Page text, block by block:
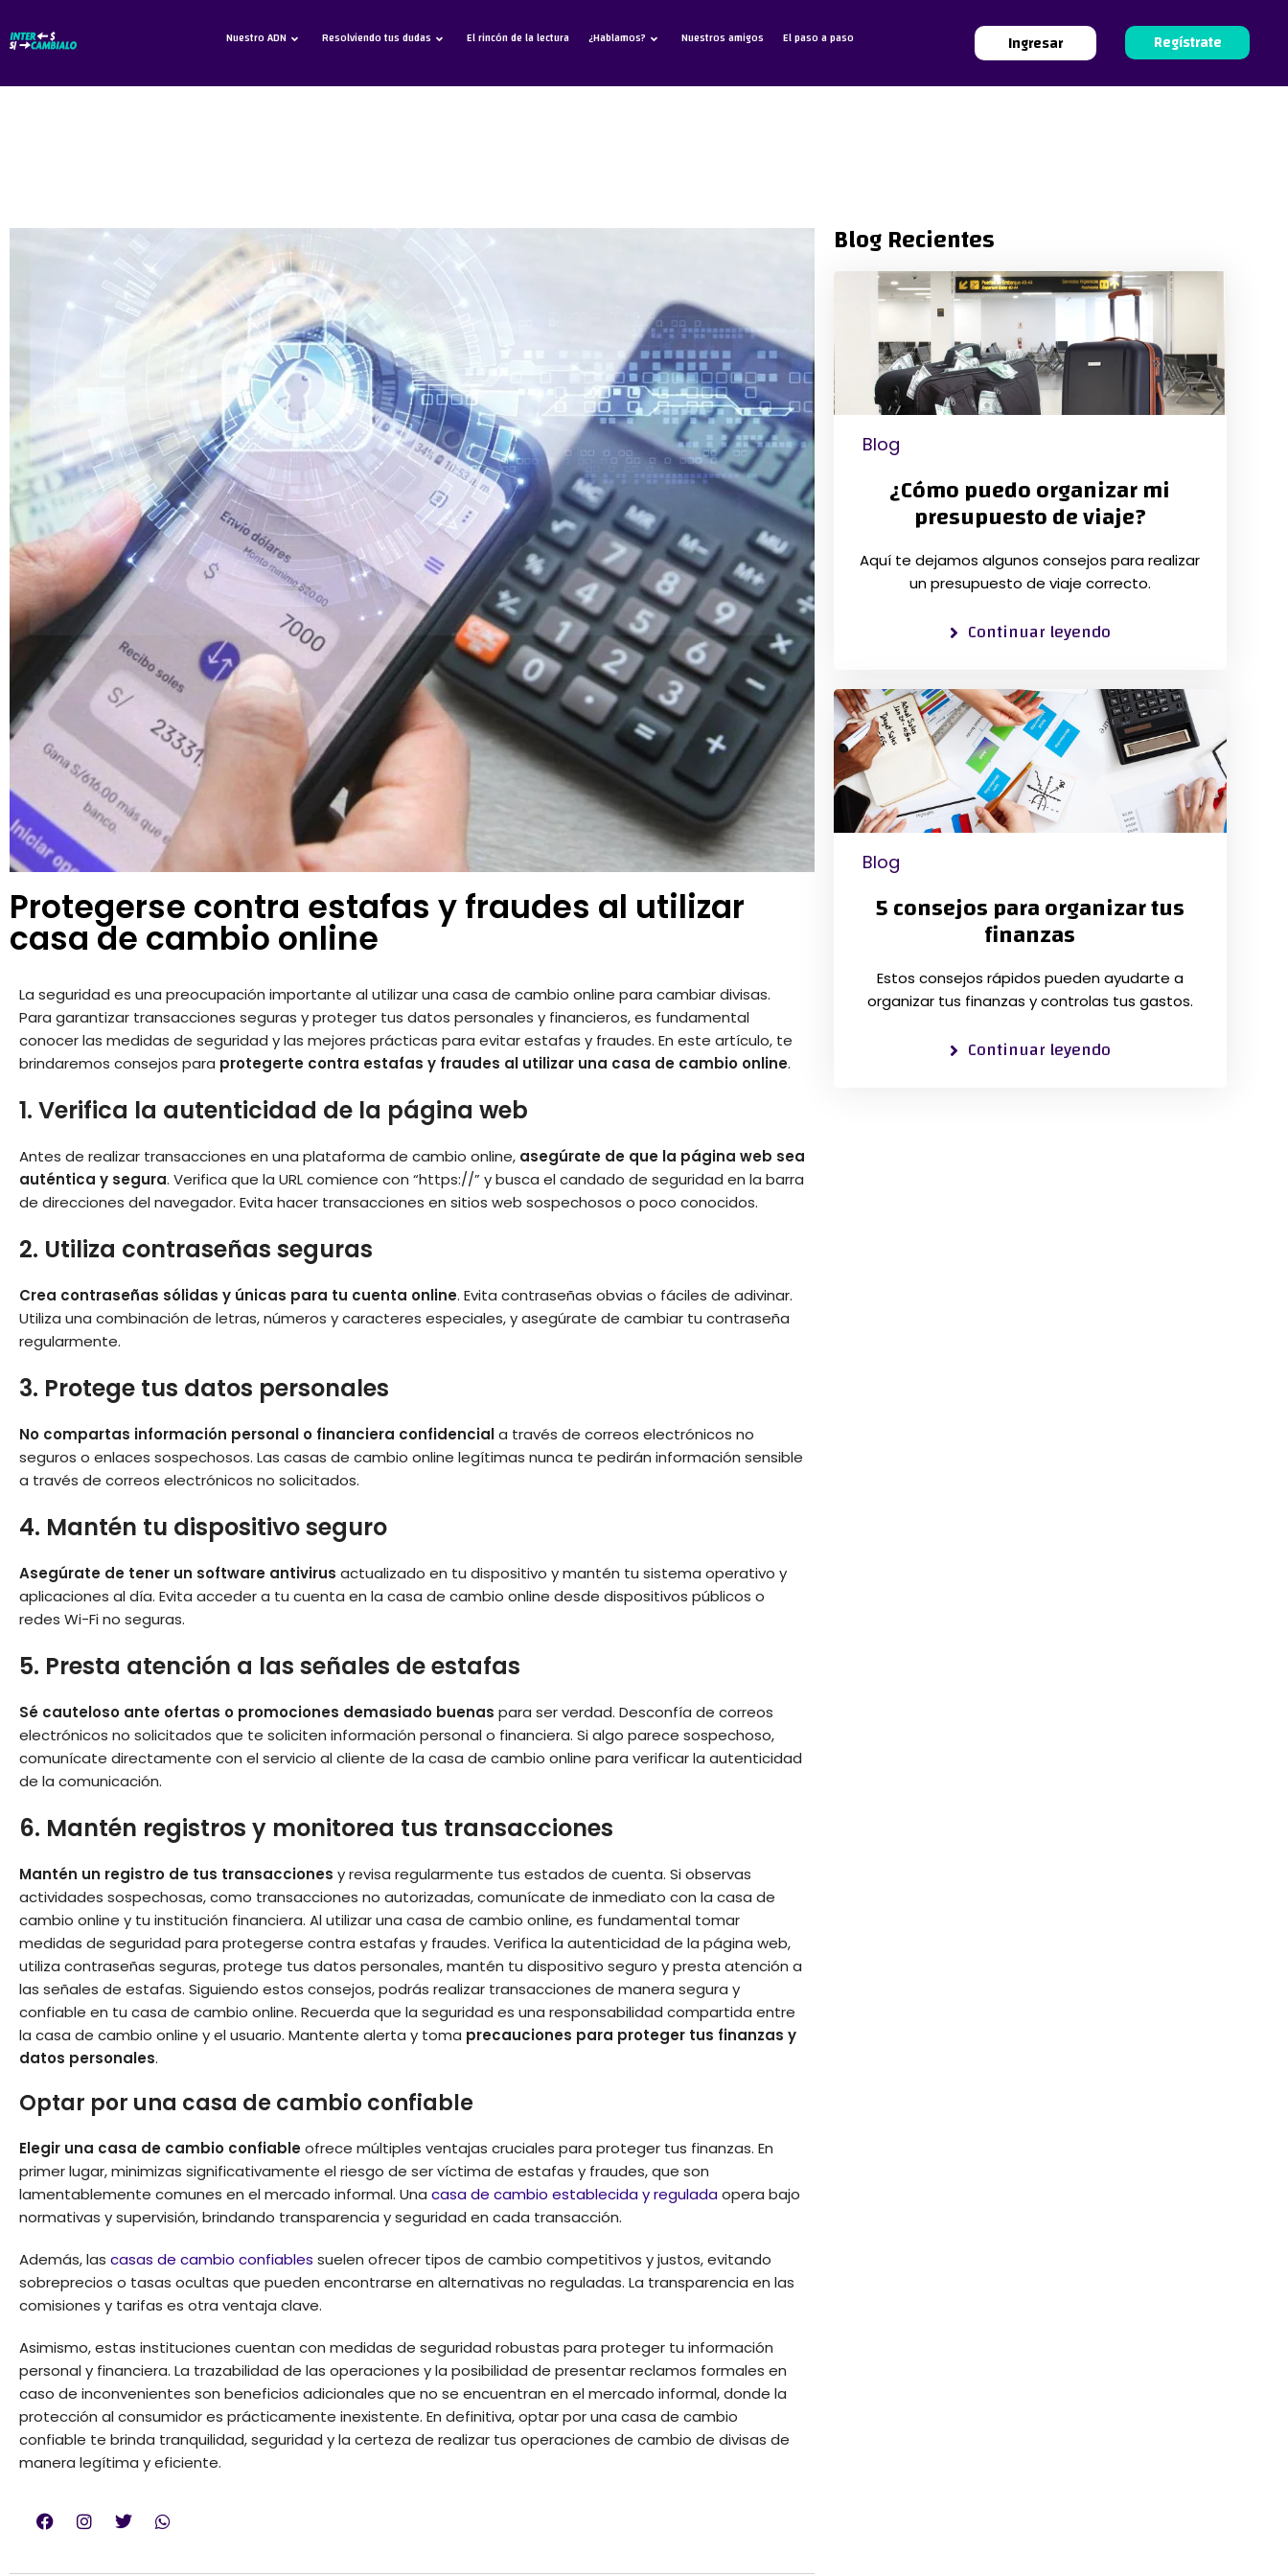
Nuestro ADN Resolviendo tus dudas El rincón de la lectura ¿Hablamos? Nuestros amigos El paso a paso Ingresar Regístrate
Protegerse contra estafas y fraudes al utilizar
casa de cambio online
La seguridad es una preocupación importante al utilizar una casa de cambio online para cambiar divisas.
Para garantizar transacciones seguras y proteger tus datos personales y financieros, es fundamental
conocer las medidas de seguridad y las mejores prácticas para evitar estafas y fraudes. En este artículo, te
brindaremos consejos para protegerte contra estafas y fraudes al utilizar una casa de cambio online.
1. Verifica la autenticidad de la página web
Antes de realizar transacciones en una plataforma de cambio online, asegúrate de que la página web sea
auténtica y segura. Verifica que la URL comience con “https://” y busca el candado de seguridad en la barra
de direcciones del navegador. Evita hacer transacciones en sitios web sospechosos o poco conocidos.
2. Utiliza contraseñas seguras
Crea contraseñas sólidas y únicas para tu cuenta online. Evita contraseñas obvias o fáciles de adivinar.
Utiliza una combinación de letras, números y caracteres especiales, y asegúrate de cambiar tu contraseña
regularmente.
3. Protege tus datos personales
No compartas información personal o financiera confidenciala través de correos electrónicos no
seguros o enlaces sospechosos. Las casas de cambio online legítimas nunca te pedirán información sensible
a través de correos electrónicos no solicitados.
4. Mantén tu dispositivo seguro
Asegúrate de tener un software antivirus actualizado en tu dispositivo y mantén tu sistema operativo y
aplicaciones al día. Evita acceder a tu cuenta en la casa de cambio online desde dispositivos públicos o
redes Wi-Fi no seguras.
5. Presta atención a las señales de estafas
Sé cauteloso ante ofertas o promociones demasiado buenas para ser verdad. Desconfía de correos
electrónicos no solicitados que te soliciten información personal o financiera. Si algo parece sospechoso,
comunícate directamente con el servicio al cliente de la casa de cambio online para verificar la autenticidad
de la comunicación.
6. Mantén registros y monitorea tus transacciones
Mantén un registro de tus transacciones y revisa regularmente tus estados de cuenta. Si observas
actividades sospechosas, como transacciones no autorizadas, comunícate de inmediato con la casa de
cambio online y tu institución financiera. Al utilizar una casa de cambio online, es fundamental tomar
medidas de seguridad para protegerse contra estafas y fraudes. Verifica la autenticidad de la página web,
utiliza contraseñas seguras, protege tus datos personales, mantén tu dispositivo seguro y presta atención a
las señales de estafas. Siguiendo estos consejos, podrás realizar transacciones de manera segura y
confiable en tu casa de cambio online. Recuerda que la seguridad es una responsabilidad compartida entre
la casa de cambio online y el usuario. Mantente alerta y toma precauciones para proteger tus finanzas y
datos personales.
Optar por una casa de cambio confiable
Elegir una casa de cambio confiableofrece múltiples ventajas cruciales para proteger tus finanzas. En
primer lugar, minimizas significativamente el riesgo de ser víctima de estafas y fraudes, que son
lamentablemente comunes en el mercado informal. Una casa de cambio establecida y reguladaopera bajo
normativas y supervisión, brindando transparencia y seguridad en cada transacción.
Además, las casas de cambio confiables suelen ofrecer tipos de cambio competitivos y justos, evitando
sobreprecios o tasas ocultas que pueden encontrarse en alternativas no reguladas. La transparencia en las
comisiones y tarifas es otra ventaja clave.
Asimismo, estas instituciones cuentan con medidas de seguridad robustas para proteger tu información
personal y financiera. La trazabilidad de las operaciones y la posibilidad de presentar reclamos formales en
caso de inconvenientes son beneficios adicionales que no se encuentran en el mercado informal, donde la
protección al consumidor es prácticamente inexistente. En definitiva, optar por una casa de cambio
confiable te brinda tranquilidad, seguridad y la certeza de realizar tus operaciones de cambio de divisas de
manera legítima y eficiente.
Blog Recientes
Blog
¿Cómo puedo organizar mi
presupuesto de viaje?
Aquí te dejamos algunos consejos para realizar
un presupuesto de viaje correcto.
Continuar leyendo
Blog
5 consejos para organizar tus
finanzas
Estos consejos rápidos pueden ayudarte a
organizar tus finanzas y controlas tus gastos.
Continuar leyendo